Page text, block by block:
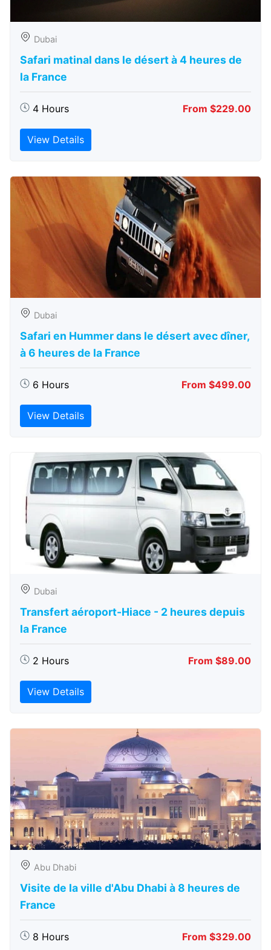
Dubai
Safari matinal dans le désert à 4 heures de
la France
4 Hours From $229.00
View Details
Dubai
Safari en Hummer dans le désert avec dîner,
à 6 heures de la France
6 Hours From $499.00
View Details
Dubai
Transfert aéroport-Hiace - 2 heures depuis
la France
2 Hours From $89.00
View Details
Abu Dhabi
Visite de la ville d'Abu Dhabi à 8 heures de
France
8 Hours From $329.00